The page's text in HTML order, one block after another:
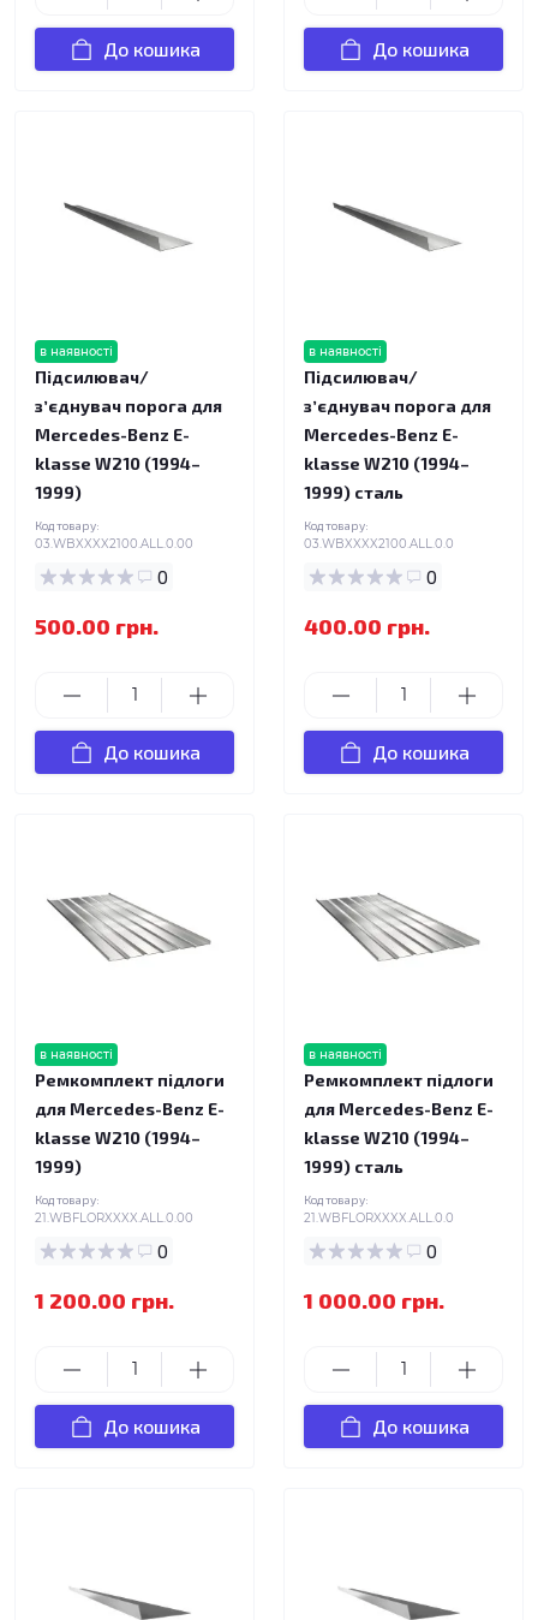
До кошика До кошика
в наявності
Підсилювач/
зʼєднувач порога для
Mercedes-Benz E-
klasse W210 (1994–
1999)
Код товару:
03.WBXXXX2100.ALL.0.00
0
500.00 грн.
До кошика
в наявності
Підсилювач/
зʼєднувач порога для
Mercedes-Benz E-
klasse W210 (1994–
1999) сталь
Код товару:
03.WBXXXX2100.ALL.0.0
0
400.00 грн.
До кошика
в наявності
Ремкомплект підлоги
для Mercedes-Benz E-
klasse W210 (1994–
1999)
Код товару:
21.WBFLORXXXX.ALL.0.00
0
1 200.00 грн.
До кошика
в наявності
Ремкомплект підлоги
для Mercedes-Benz E-
klasse W210 (1994–
1999) сталь
Код товару:
21.WBFLORXXXX.ALL.0.0
0
1 000.00 грн.
До кошика